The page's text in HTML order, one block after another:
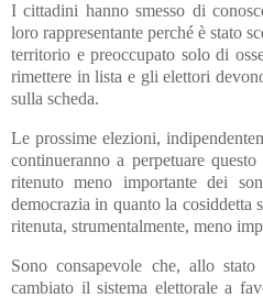
I cittadini hanno smesso di
loro rappresentante perché è stato
territorio e preoccupato solo di
rimettere in lista e gli elettori
sulla scheda.
Le prossime elezioni,
continueranno a perpetuare
ritenuto meno importante dei
democrazia in quanto la cosiddetta
ritenuta, strumentalmente, meno
Sono consapevole che, allo
cambiato il sistema elettorale a